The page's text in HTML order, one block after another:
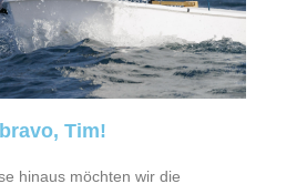
Tim!
hinaus möchten wir die